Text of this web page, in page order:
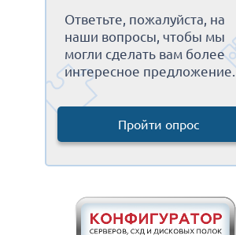
Ответьте, пожалуйста, на
наши вопросы, чтобы мы
могли сделать вам более
интересное предложение.
Пройти опрос